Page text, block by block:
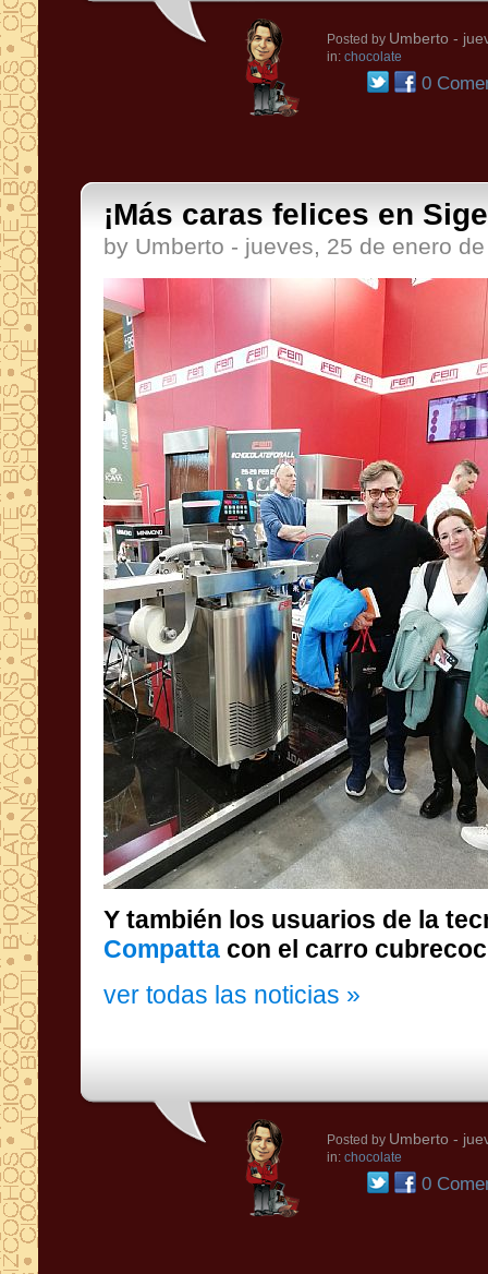
Posted by Umberto -
in: chocolate
0
¡Más caras felices en
by Umberto - jueves, 25 de enero
Y también los usuarios de la
Compatta con el carro
ver todas las noticias »
Posted by Umberto -
in: chocolate
0